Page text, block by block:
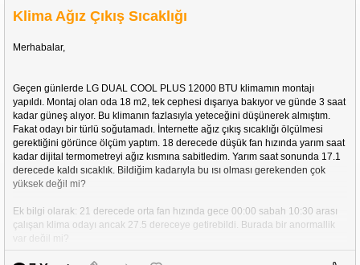
Klima Ağız Çıkış Sıcaklığı
Merhabalar,
Geçen günlerde LG DUAL COOL PLUS 12000 BTU klimamın montajı
yapıldı. Montaj olan oda 18 m2, tek cephesi dışarıya bakıyor ve günde 3 saat
kadar güneş alıyor. Bu klimanın fazlasıyla yeteceğini düşünerek almıştım.
Fakat odayı bir türlü soğutamadı. İnternette ağız çıkış sıcaklığı ölçülmesi
gerektiğini görünce ölçüm yaptım. 18 derecede düşük fan hızında yarım saat
kadar dijital termometreyi ağız kısmına sabitledim. Yarım saat sonunda 17.1
derecede kaldı sıcaklık. Bildiğim kadarıyla bu ısı olması gerekenden çok
yüksek değil mi?
Ek bilgi olarak: 21 derecede orta fan hızında gece 00:00 sabah 10:30 arası
çalışan klima odayı ancak 27.5 dereceye getirebildi. Burada bir anormallik
var değil mi?
Ek bilgi 2: Montaj sırasında 5 dakikalık bir vakum işlemi yapıldı